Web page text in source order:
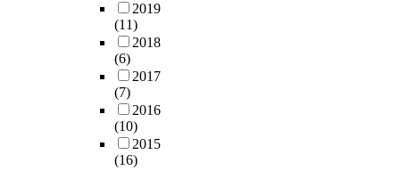
2019
(11)
2018
(6)
2017
(7)
2016
(10)
2015
(16)